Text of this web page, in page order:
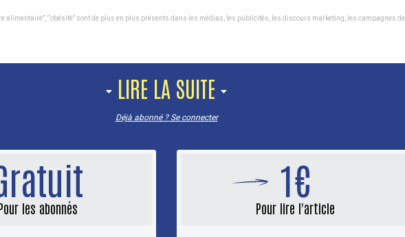
alimentaire”, “obésité” sont de plus en plus présents dans les médias, les publicités, les discours marketing, les campagnes
LIRE LA SUITE
Déjà abonné ? Se connecter
les abonnés
1€
Pour lire l'article